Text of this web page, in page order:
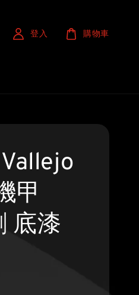
登入 購物車
甲
底漆